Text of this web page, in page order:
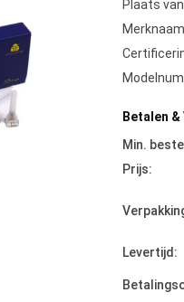
Plaats
Betalen
Min.
Prijs:
Levertijd: